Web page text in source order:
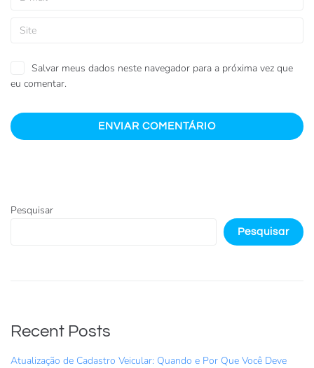
Salvar meus dados neste navegador para a próxima vez que
eu comentar.
Pesquisar
Pesquisar
Recent Posts
Atualização de Cadastro Veicular: Quando e Por Que Você Deve